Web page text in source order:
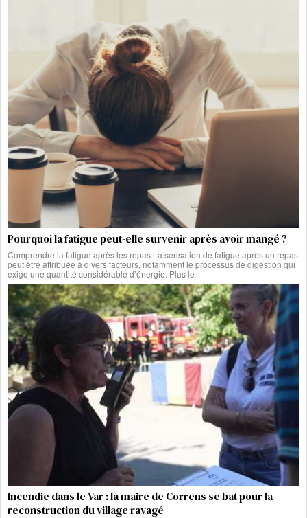
Pourquoi la fatigue peut-elle survenir après avoir mangé ?
Comprendre la fatigue après les repas La sensation de fatigue après un repas
peut être attribuée à divers facteurs, notamment le processus de digestion qui
exige une quantité considérable d’énergie. Plus le
Incendie dans le Var : la maire de Correns se bat pour la
reconstruction du village ravagé